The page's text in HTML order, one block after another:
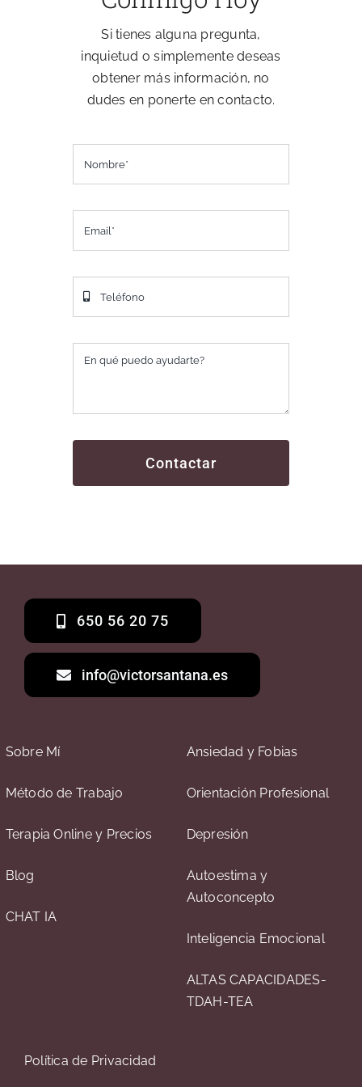
Si tienes alguna pregunta,
inquietud o simplemente deseas
obtener más información, no
dudes en ponerte en contacto.
Contactar
650 56 20 75
info@victorsantana.es
Sobre Mí
Método de Trabajo
Terapia Online y Precios
Blog
CHAT IA
Ansiedad y Fobias
Orientación Profesional
Depresión
Autoestima y
Autoconcepto
Inteligencia Emocional
ALTAS CAPACIDADES-
TDAH-TEA
Política de Privacidad